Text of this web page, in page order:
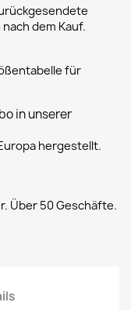
dem Kauf.
für
in unserer
hergestellt.
Über 50 Geschäfte.